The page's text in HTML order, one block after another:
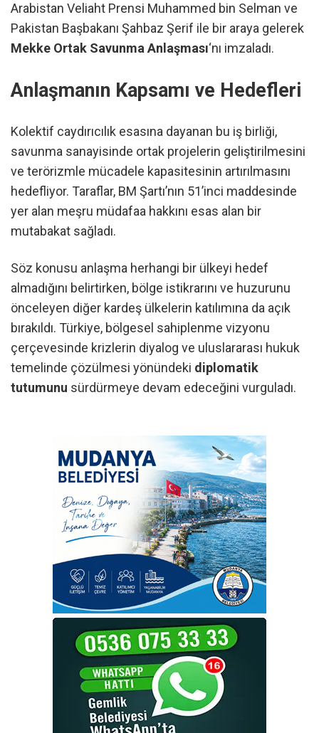
Arabistan Veliaht Prensi Muhammed bin Selman ve
Pakistan Başbakanı Şahbaz Şerif ile bir araya gelerek
Mekke Ortak Savunma Anlaşması‘nı imzaladı.
Anlaşmanın Kapsamı ve Hedefleri
Kolektif caydırıcılık esasına dayanan bu iş birliği,
savunma sanayisinde ortak projelerin geliştirilmesini
ve terörizmle mücadele kapasitesinin artırılmasını
hedefliyor. Taraflar, BM Şartı’nın 51’inci maddesinde
yer alan meşru müdafaa hakkını esas alan bir
mutabakat sağladı.
Söz konusu anlaşma herhangi bir ülkeyi hedef
almadığını belirtirken, bölge istikrarını ve huzurunu
önceleyen diğer kardeş ülkelerin katılımına da açık
bırakıldı. Türkiye, bölgesel sahiplenme vizyonu
çerçevesinde krizlerin diyalog ve uluslararası hukuk
temelinde çözülmesi yönündeki diplomatik
tutumunu sürdürmeye devam edeceğini vurguladı.